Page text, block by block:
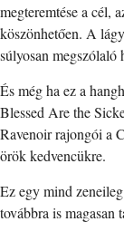
megteremtése a cél,
köszönhetően. A
súlyosan
És még ha ez a
Blessed Are the
Ravenoir rajongói a
örök kedvencükre.
Ez egy mind
továbbra is magasan